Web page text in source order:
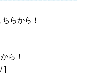
らから！
ら！
]